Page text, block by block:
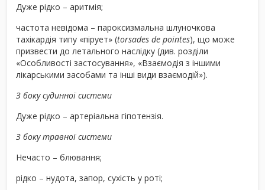
Дуже рідко – аритмія;
частота невідома – пароксизмальна шлуночкова
тахікардія типу «пірует» (torsades de pointes), що може
призвести до летального наслідку (див. розділи
«Особливості застосування», «Взаємодія з іншими
лікарськими засобами та інші види взаємодій»).
З боку судинної системи
Дуже рідко – артеріальна гіпотензія.
З боку травної системи
Нечасто – блювання;
рідко – нудота, запор, сухість у роті;